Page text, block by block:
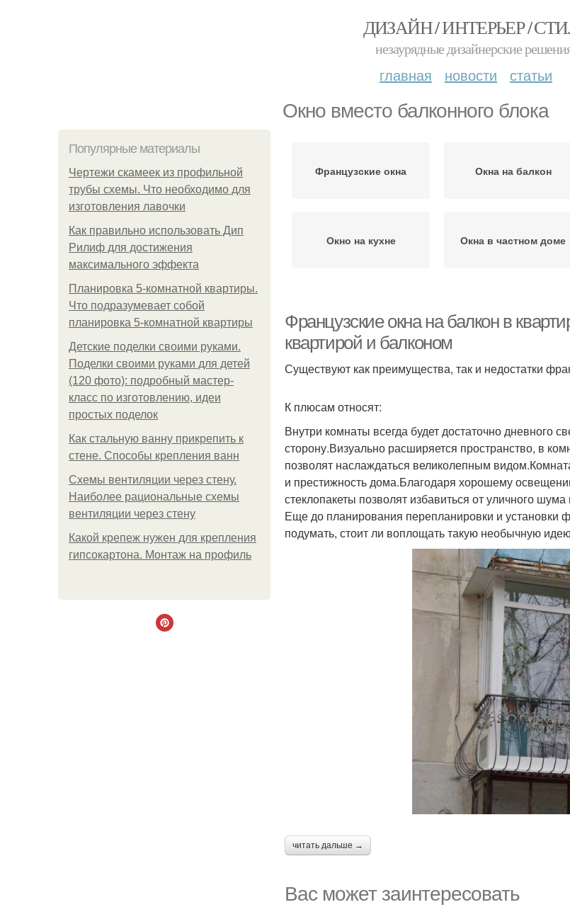
ДИЗАЙН / ИНТЕРЬЕР /
незаурядные дизайнерские
главная новости статьи
Окно вместо балконного блока
Популярные материалы
Чертежи скамеек из профильной
трубы схемы. Что необходимо для
изготовления лавочки
Как правильно использовать Дип
Рилиф для достижения
максимального эффекта
Планировка 5-комнатной квартиры.
Что подразумевает собой
планировка 5-комнатной квартиры
Детские поделки своими руками.
Поделки своими руками для детей
(120 фото): подробный мастер-
класс по изготовлению, идеи
простых поделок
Как стальную ванну прикрепить к
стене. Способы крепления ванн
Схемы вентиляции через стену.
Наиболее рациональные схемы
вентиляции через стену
Какой крепеж нужен для крепления
гипсокартона. Монтаж на профиль
Французские окна Окна на балкон
Окно на кухне Окна в частном доме
Французские окна на балкон в
квартирой и балконом
Существуют как преимущества, так и недостатки
К плюсам относят:
Внутри комнаты всегда будет достаточно дневного
сторону.Визуально расширяется пространство, в
позволят наслаждаться великолепным
и престижность дома.Благодаря хорошему
стеклопакеты позволят избавиться от уличного
Еще до планирования перепланировки и установки
подумать, стоит ли воплощать такую необычную
читать дальше →
Вас может заинтересовать